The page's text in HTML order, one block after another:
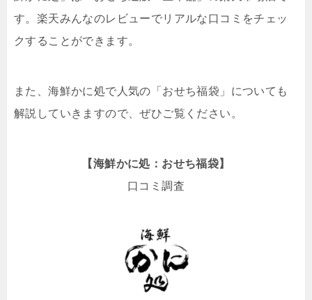
す。 楽天みんなのレビューでリアルな口コミをチェッ
クすることができます。
また、海鮮かに処で人気の「おせち福袋」についても
解説していきますので、ぜひご覧ください。
【海鮮かに処：おせち福袋】
口コミ調査